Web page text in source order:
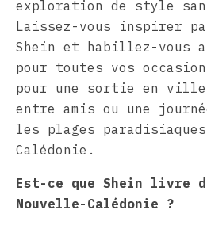
exploration de style
Laissez-vous inspirer
Shein et habillez-vous
pour toutes vos
pour une sortie en
entre amis ou une
les plages
Calédonie.
Est-ce que Shein livre
Nouvelle-Calédonie ?